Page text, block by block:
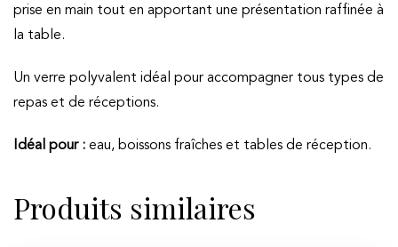
prise en main tout en apportant une présentation raffinée à
la table.
Un verre polyvalent idéal pour accompagner tous types de
repas et de réceptions.
Idéal pour : eau, boissons fraîches et tables de réception.
Produits similaires